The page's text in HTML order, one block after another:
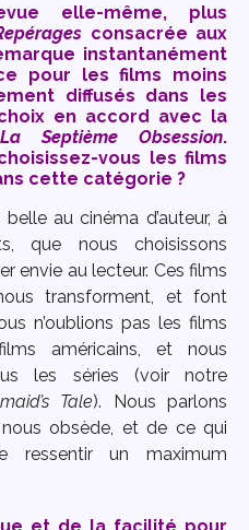
elle-même, plus
consacrée aux
instantanément
pour les films moins
diffusés dans les
en accord avec la
La Septième Obsession.
vous les films
cette catégorie ?
au cinéma d’auteur, à
que nous choisissons
envie au lecteur. Ces films
transforment, et font
n’oublions pas les films
américains, et nous
les séries (voir notre
Tale). Nous parlons
obsède, et de ce qui
ressentir un maximum